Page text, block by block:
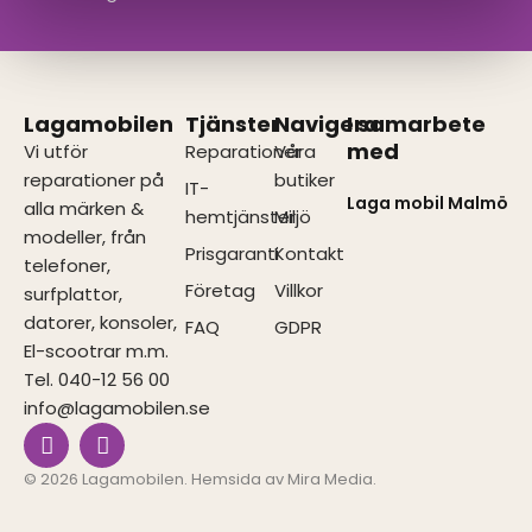
Lagamobilen
Vi utför
reparationer på
alla märken &
modeller, från
telefoner,
surfplattor,
datorer, konsoler,
El-scootrar m.m.
Tel. 040-12 56 00
info@lagamobilen.se
I
n
s
F
a
c
Tjänster
Reparationer
IT-
hemtjänster
Prisgaranti
Företag
FAQ
Navigera
Våra
butiker
Miljö
Kontakt
Villkor
GDPR
I samarbete
med
Laga mobil Malmö
© 2026 Lagamobilen. Hemsida av Mira Media.